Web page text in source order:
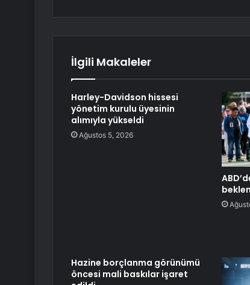
İlgili Makaleler
Harley-Davidson hissesi
yönetim kurulu üyesinin
alımıyla yükseldi
Ağustos 5, 2026
Hazine borçlanma görünümü
öncesi mali baskılar işaret